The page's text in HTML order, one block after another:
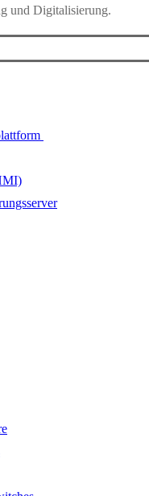
und Digitalisierung.